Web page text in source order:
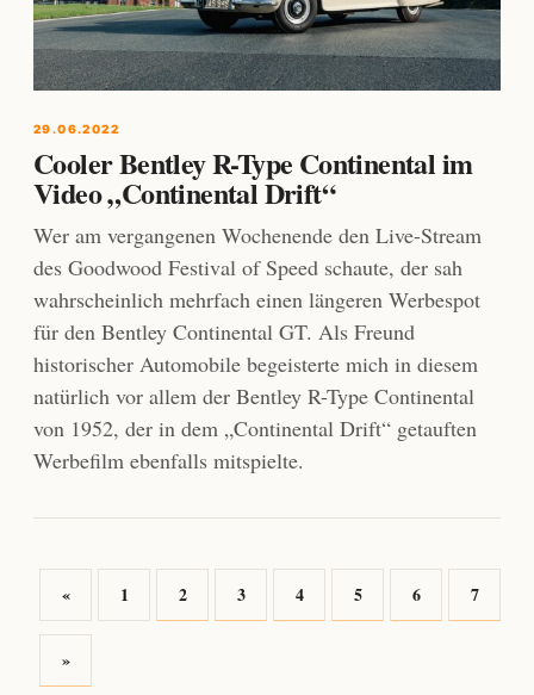
29.06.2022
Cooler Bentley R-Type Continental im
Video „Continental Drift“
Wer am vergangenen Wochenende den Live-Stream
des Goodwood Festival of Speed schaute, der sah
wahrscheinlich mehrfach einen längeren Werbespot
für den Bentley Continental GT. Als Freund
historischer Automobile begeisterte mich in diesem
natürlich vor allem der Bentley R-Type Continental
von 1952, der in dem „Continental Drift“ getauften
Werbefilm ebenfalls mitspielte.
« 1 2 3 4 5 6 7
»